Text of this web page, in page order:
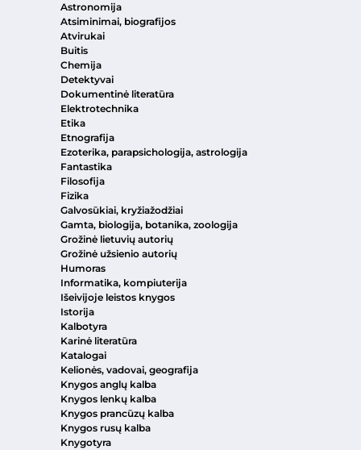
Astronomija
Atsiminimai, biografijos
Atvirukai
Buitis
Chemija
Detektyvai
Dokumentinė literatūra
Elektrotechnika
Etika
Etnografija
Ezoterika, parapsichologija, astrologija
Fantastika
Filosofija
Fizika
Galvosūkiai, kryžiažodžiai
Gamta, biologija, botanika, zoologija
Grožinė lietuvių autorių
Grožinė užsienio autorių
Humoras
Informatika, kompiuterija
Išeivijoje leistos knygos
Istorija
Kalbotyra
Karinė literatūra
Katalogai
Kelionės, vadovai, geografija
Knygos anglų kalba
Knygos lenkų kalba
Knygos prancūzų kalba
Knygos rusų kalba
Knygotyra